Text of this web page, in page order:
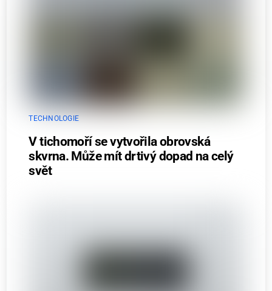
TECHNOLOGIE
V tichomoří se vytvořila obrovská
skvrna. Může mít drtivý dopad na celý
svět